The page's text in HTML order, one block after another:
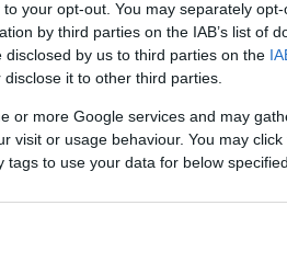
your opt-out. You may separately
by third parties on the IAB’s list of
by us to third parties on the
it to other third parties.
or more Google services and may
visit or usage behaviour. You may
to use your data for below
ki véleményüket. A
érintő hatósági eljárások
csökkentésére.
illetve a
amelyeknél javasolt az
mindhárom kérdőíven
és le is adhatók a
–